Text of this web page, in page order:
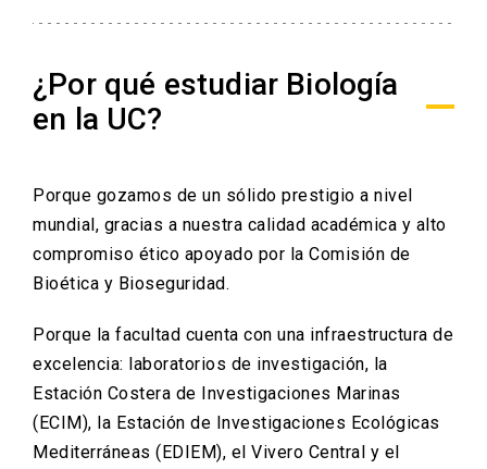
¿Por qué estudiar Biología
en la UC?
Porque gozamos de un sólido prestigio a nivel
mundial, gracias a nuestra calidad académica y alto
compromiso ético apoyado por la Comisión de
Bioética y Bioseguridad.
Porque la facultad cuenta con una infraestructura de
excelencia: laboratorios de investigación, la
Estación Costera de Investigaciones Marinas
(ECIM), la Estación de Investigaciones Ecológicas
Mediterráneas (EDIEM), el Vivero Central y el